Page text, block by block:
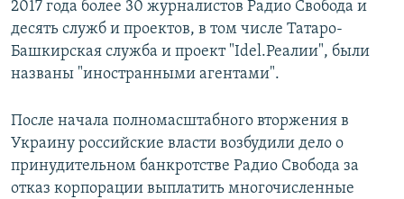
2017 года более 30 журналистов Радио Свобода и
десять служб и проектов, в том числе Татаро-
Башкирская служба и проект "Idel.Реалии", были
названы "иностранными агентами".
После начала полномасштабного вторжения в
Украину российские власти возбудили дело о
принудительном банкротстве Радио Свобода за
отказ корпорации выплатить многочисленные